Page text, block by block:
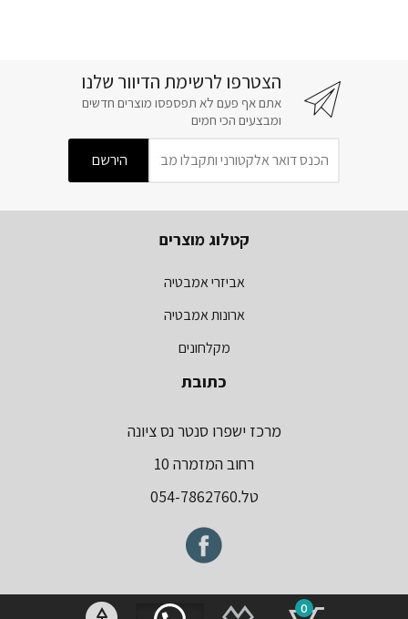
הצטרפו לרשימת הדיוור שלנו
אתם אף פעם לא תפספסו מוצרים חדשים
ומבצעים הכי חמים
קטלוג מוצרים
אביזרי אמבטיה
ארונות אמבטיה
מקלחונים
כתובת
מרכז ישפרו סנטר נס ציונה
רחוב המזמרה 10
טל.054-7862760
0